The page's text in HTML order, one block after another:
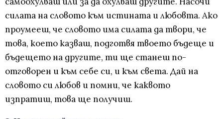
силата на словото към истината и любовта. Ако
проумееш, че словото има силата да твори, че
това, което казваш, подготвя твоето бъдеще и
бъдещето на другите, ти ще станеш по-
отговорен и към себе си, и към света. Дай на
словото си любов и помни, че каквото
изпратиш, това ще получиш.